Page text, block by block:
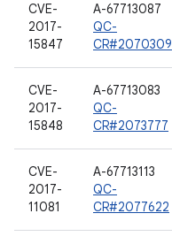
CVE-
2017-
15847
A-67713087
QC-
CR#2070309
CVE-
2017-
15848
A-67713083
QC-
CR#2073777
CVE-
2017-
11081
A-67713113
QC-
CR#2077622